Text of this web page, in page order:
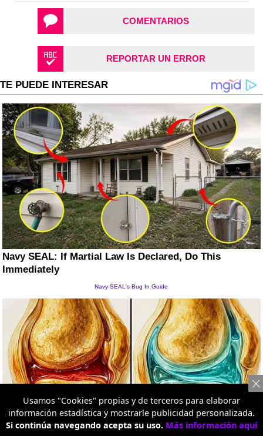
COMENTARIOS
REPORTAR UN ERROR
Usamos "Cookies" propias y de terceros para elaborar
información estadística y mostrarle publicidad personalizada.
Si continúa navegando acepta su uso. Más información aquí